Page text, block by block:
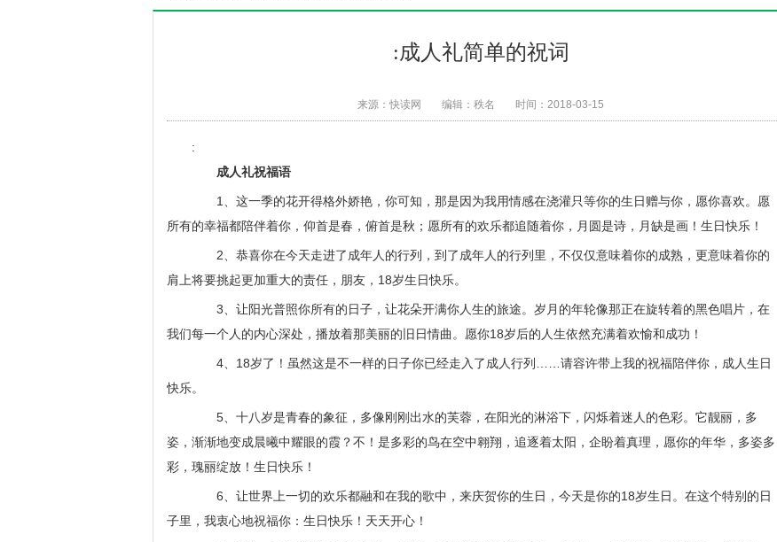
:成人礼简单的祝词
来源：快读网 编辑：秩名 时间：2018-03-15
:
成人礼祝福语
1、这一季的花开得格外娇艳，你可知，那是因为我用情感在浇灌只等你的生日赠与你，愿你喜欢。愿
所有的幸福都陪伴着你，仰首是春，俯首是秋；愿所有的欢乐都追随着你，月圆是诗，月缺是画！生日快乐！
2、恭喜你在今天走进了成年人的行列，到了成年人的行列里，不仅仅意味着你的成熟，更意味着你的
肩上将要挑起更加重大的责任，朋友，18岁生日快乐。
3、让阳光普照你所有的日子，让花朵开满你人生的旅途。岁月的年轮像那正在旋转着的黑色唱片，在
我们每一个人的内心深处，播放着那美丽的旧日情曲。愿你18岁后的人生依然充满着欢愉和成功！
4、18岁了！虽然这是不一样的日子你已经走入了成人行列……请容许带上我的祝福陪伴你，成人生日
快乐。
5、十八岁是青春的象征，多像刚刚出水的芙蓉，在阳光的淋浴下，闪烁着迷人的色彩。它靓丽，多
姿，渐渐地变成晨曦中耀眼的霞？不！是多彩的鸟在空中翱翔，追逐着太阳，企盼着真理，愿你的年华，多姿多
彩，瑰丽绽放！生日快乐！
6、让世界上一切的欢乐都融和在我的歌中，来庆贺你的生日，今天是你的18岁生日。在这个特别的日
子里，我衷心地祝福你：生日快乐！天天开心！